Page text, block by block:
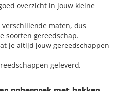
overzicht in jouw kleine
maten, dus
soorten gereedschap.
je altijd jouw gereedschappen
geleverd.